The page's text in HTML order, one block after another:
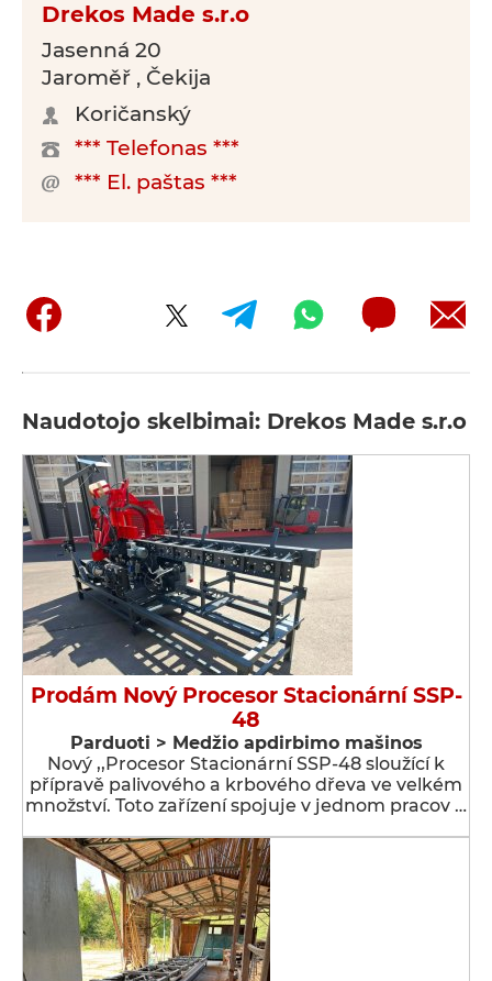
Drekos Made s.r.o
Jasenná 20
Jaroměř , Čekija
Koričanský
*** Telefonas ***
*** El. paštas ***
Naudotojo skelbimai: Drekos Made s.r.o
Prodám Nový Procesor Stacionární SSP-
48
Parduoti > Medžio apdirbimo mašinos
Nový ,,Procesor Stacionární SSP-48 sloužící k
přípravě palivového a krbového dřeva ve velkém
množství. Toto zařízení spojuje v jednom pracov …